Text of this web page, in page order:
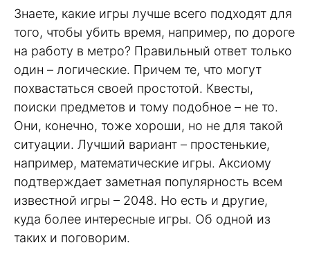
Знаете, какие игры лучше всего подходят для
того, чтобы убить время, например, по дороге
на работу в метро? Правильный ответ только
один – логические. Причем те, что могут
похвастаться своей простотой. Квесты,
поиски предметов и тому подобное – не то.
Они, конечно, тоже хороши, но не для такой
ситуации. Лучший вариант – простенькие,
например, математические игры. Аксиому
подтверждает заметная популярность всем
известной игры – 2048. Но есть и другие,
куда более интересные игры. Об одной из
таких и поговорим.